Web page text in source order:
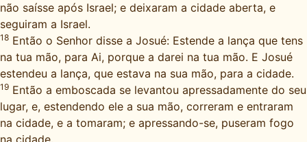
não saísse após Israel; e deixaram a cidade aberta, e
seguiram a Israel.
18 Então o Senhor disse a Josué: Estende a lança que tens
na tua mão, para Ai, porque a darei na tua mão. E Josué
estendeu a lança, que estava na sua mão, para a cidade.
19 Então a emboscada se levantou apressadamente do seu
lugar, e, estendendo ele a sua mão, correram e entraram
na cidade, e a tomaram; e apressando-se, puseram fogo
na cidade.